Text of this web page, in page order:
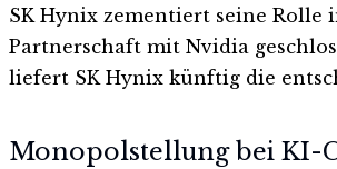
SK Hynix zementiert seine Rolle
Partnerschaft mit Nvidia
liefert SK Hynix künftig die
Monopolstellung bei KI-